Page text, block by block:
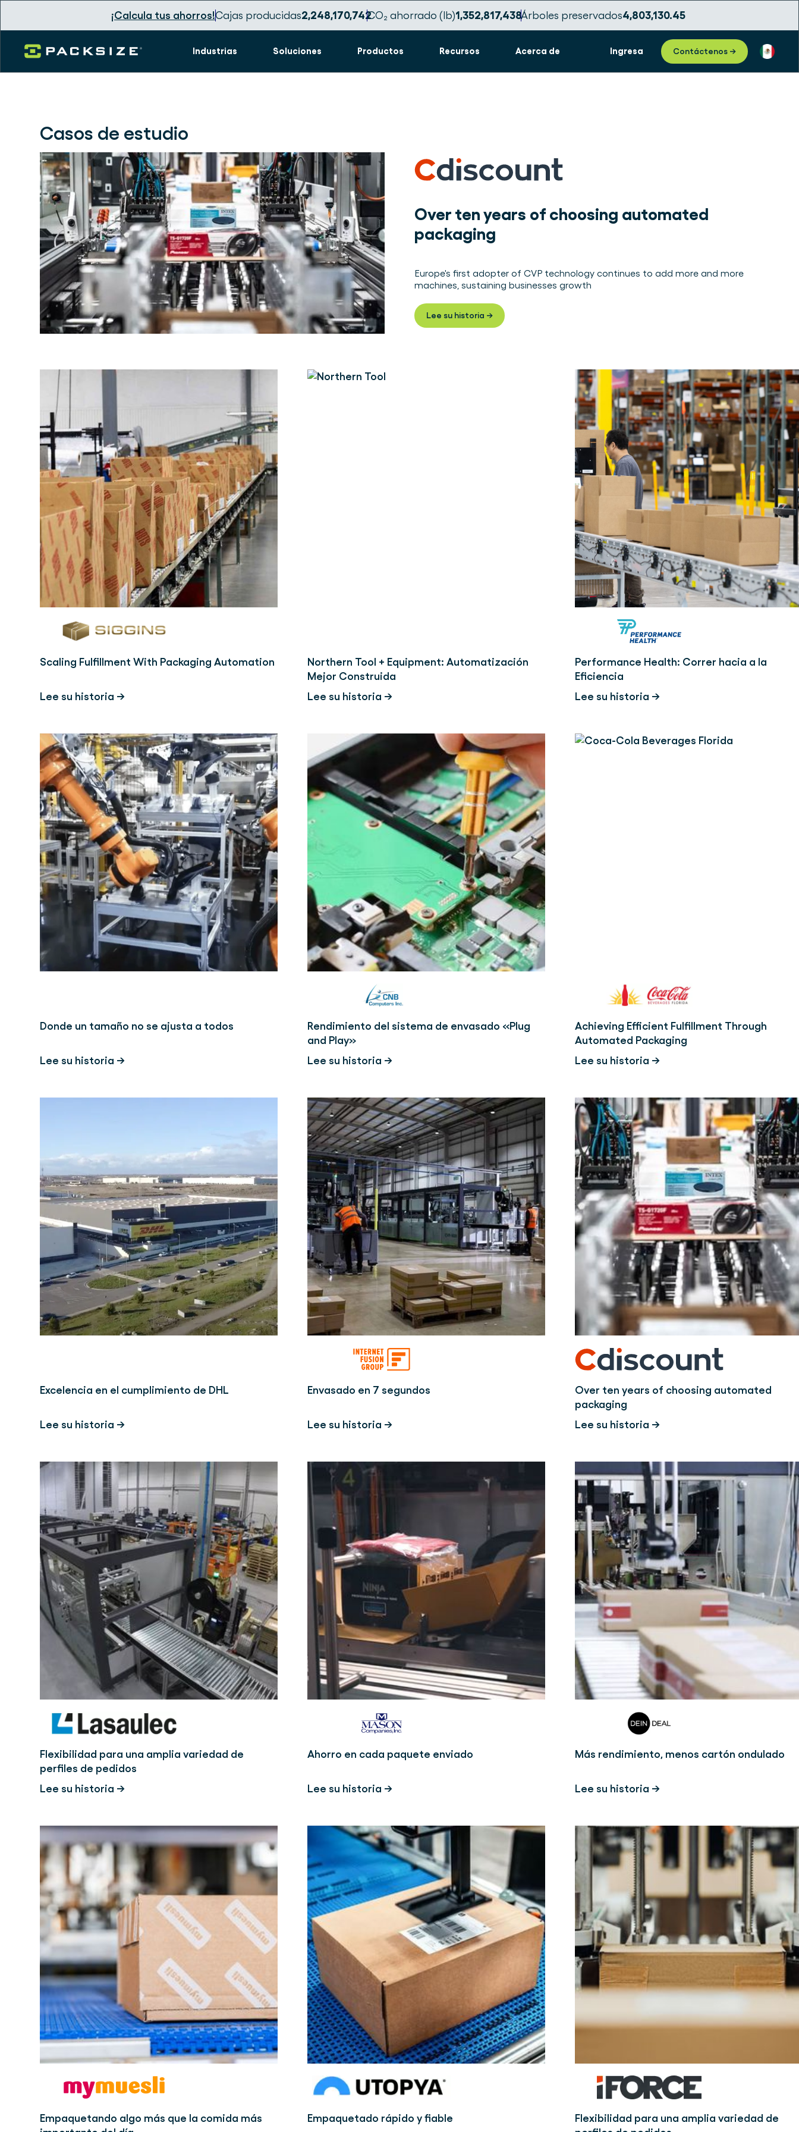
¡Calcula tus ahorros!Cajas producidas2,248,170,761CO₂ ahorrado (lb)1,352,817,452Árboles preservados4,803,130.51
Industrias Soluciones Productos Recursos Acerca de Ingresa Contáctenos →
Casos de estudio
Over ten years of choosing automated
packaging
Europe's first adopter of CVP technology continues to add more and more
machines, sustaining businesses growth
Lee su historia →
Scaling Fulfillment With Packaging Automation
Lee su historia →
Northern Tool + Equipment: Automatización
Mejor Construida
Lee su historia →
Performance Health: Correr hacia a la
Eficiencia
Lee su historia →
Donde un tamaño no se ajusta a todos
Lee su historia →
Rendimiento del sistema de envasado «Plug
and Play»
Lee su historia →
Achieving Efficient Fulfillment Through
Automated Packaging
Lee su historia →
Excelencia en el cumplimiento de DHL
Lee su historia →
Envasado en 7 segundos
Lee su historia →
Over ten years of choosing automated
packaging
Lee su historia →
Flexibilidad para una amplia variedad de
perfiles de pedidos
Lee su historia →
Ahorro en cada paquete enviado
Lee su historia →
Más rendimiento, menos cartón ondulado
Lee su historia →
Empaquetando algo más que la comida más
Empaquetado rápido y fiable
Flexibilidad para una amplia variedad de